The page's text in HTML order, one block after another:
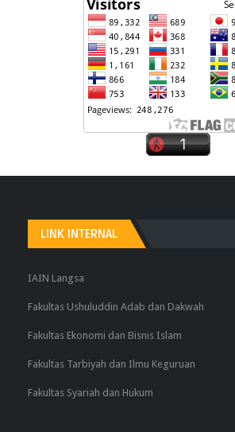
LINK INTERNAL
IAIN Langsa
Fakultas Ushuluddin Adab dan Dakwah
Fakultas Ekonomi dan Bisnis Islam
Fakultas Tarbiyah dan Ilmu Keguruan
Fakultas Syariah dan Hukum